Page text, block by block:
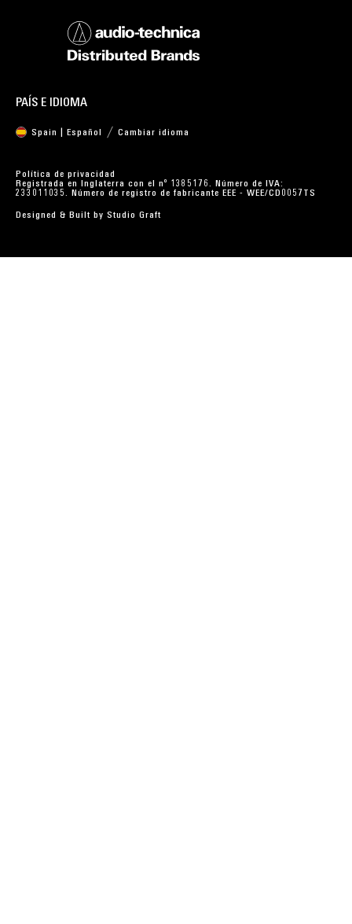
PAÍS E IDIOMA
Spain | Español Cambiar idioma
Política de privacidad
Registrada en Inglaterra con el nº 1385176. Número de IVA:
233011035. Número de registro de fabricante EEE - WEE/CD0057TS
Designed & Built by Studio Graft